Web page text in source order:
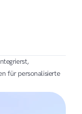
für personalisierte